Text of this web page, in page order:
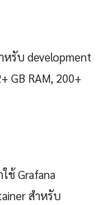
หรับ development
GB RAM, 200+
ช้ Grafana
สำหรับ